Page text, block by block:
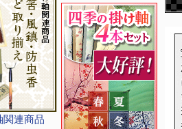
関連商品